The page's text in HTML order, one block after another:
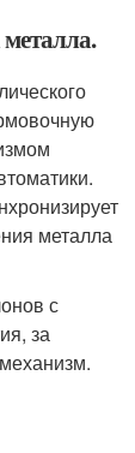
металла
с
за